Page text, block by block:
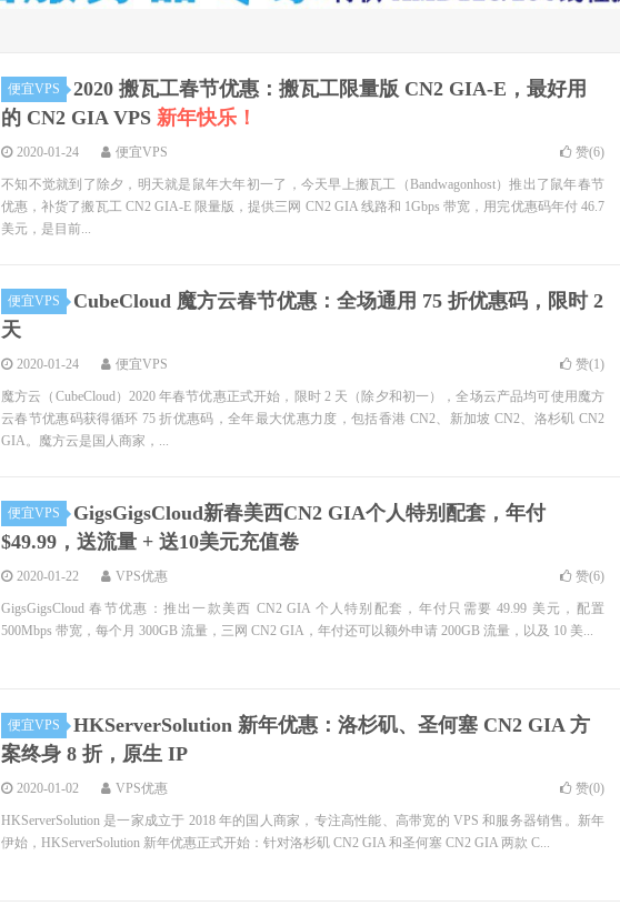
便宜VPS
2020 搬瓦工春节优惠：搬瓦工限量版 CN2 GIA-E，最好用
的 CN2 GIA VPS 新年快乐！
2020-01-24 便宜VPS 赞(6)
不知不觉就到了除夕，明天就是鼠年大年初一了，今天早上搬瓦工（Bandwagonhost）推出了鼠年春节
优惠，补货了搬瓦工 CN2 GIA-E 限量版，提供三网 CN2 GIA 线路和 1Gbps 带宽，用完优惠码年付 46.7
美元，是目前...
便宜VPS
CubeCloud 魔方云春节优惠：全场通用 75 折优惠码，限时 2
天
2020-01-24 便宜VPS 赞(1)
魔方云（CubeCloud）2020 年春节优惠正式开始，限时 2 天（除夕和初一），全场云产品均可使用魔方
云春节优惠码获得循环 75 折优惠码，全年最大优惠力度，包括香港 CN2、新加坡 CN2、洛杉矶 CN2
GIA。魔方云是国人商家，...
便宜VPS
GigsGigsCloud新春美西CN2 GIA个人特别配套，年付
$49.99，送流量 + 送10美元充值卷
2020-01-22 VPS优惠 赞(6)
GigsGigsCloud 春节优惠：推出一款美西 CN2 GIA 个人特别配套，年付只需要 49.99 美元，配置
500Mbps 带宽，每个月 300GB 流量，三网 CN2 GIA，年付还可以额外申请 200GB 流量，以及 10 美...
便宜VPS
HKServerSolution 新年优惠：洛杉矶、圣何塞 CN2 GIA 方
案终身 8 折，原生 IP
2020-01-02 VPS优惠 赞(0)
HKServerSolution 是一家成立于 2018 年的国人商家，专注高性能、高带宽的 VPS 和服务器销售。新年
伊始，HKServerSolution 新年优惠正式开始：针对洛杉矶 CN2 GIA 和圣何塞 CN2 GIA 两款 C...